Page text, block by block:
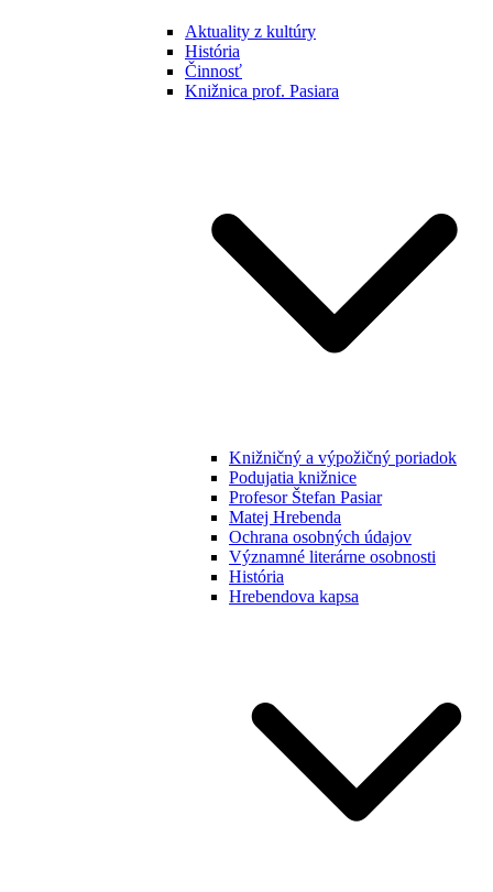
Aktuality z kultúry
História
Činnosť
Knižnica prof. Pasiara
Knižničný a výpožičný poriadok
Podujatia knižnice
Profesor Štefan Pasiar
Matej Hrebenda
Ochrana osobných údajov
Významné literárne osobnosti
História
Hrebendova kapsa